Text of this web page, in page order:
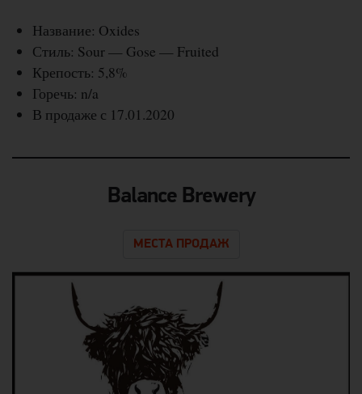
Название: Oxides
Стиль: Sour — Gose — Fruited
Крепость: 5,8%
Горечь: n/a
В продаже с 17.01.2020
Balance Brewery
МЕСТА ПРОДАЖ